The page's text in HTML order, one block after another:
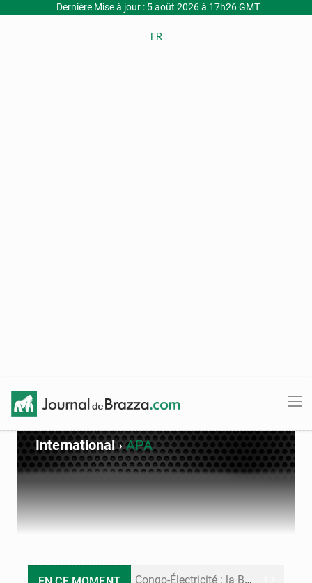
Dernière Mise à jour : 5 août 2026 à 17h26 GMT
FR
International›APA
Congo-Électricité : la BAD renforce son appui pour accélérer les investissements